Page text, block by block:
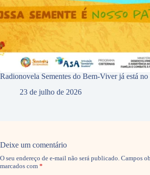
Radionovela Sementes do Bem-Viver já está no
23 de julho de 2026
Deixe um comentário
O seu endereço de e-mail não será publicado. Campos
marcados com *